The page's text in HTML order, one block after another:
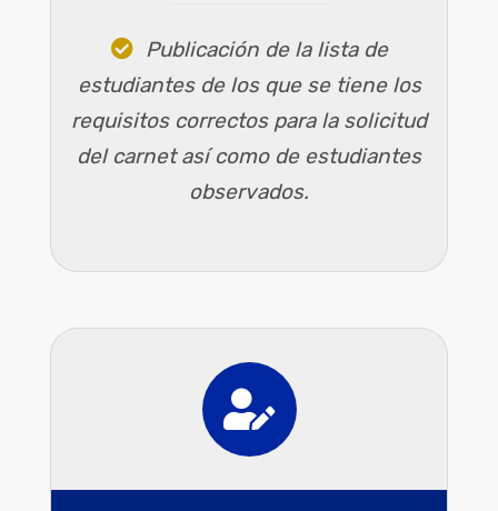
Publicación de la lista de
estudiantes de los que se tiene los
requisitos correctos para la solicitud
del carnet así como de estudiantes
observados.